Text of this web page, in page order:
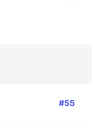
#55